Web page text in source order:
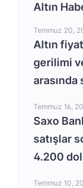
Altın
Temmuz 20,
Altın
gerilimi
arasında
Temmuz 16,
Saxo
satışlar
4.200
Temmuz 10,